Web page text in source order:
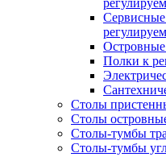
Островные
Полки к
Столы
Столы
Столы-тумбы
Столы-тумбы